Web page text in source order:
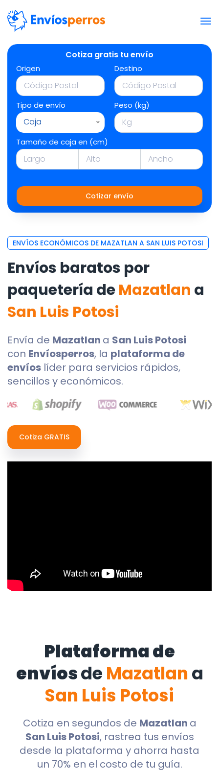
Cotiza gratis tu envío
Origen Destino
Tipo de envío
Caja
Peso (kg)
Tamaño de caja en (cm)
Cotizar envío
ENVÍOS ECONÓMICOS DE MAZATLAN A SAN LUIS POTOSI
Envíos baratos por
paquetería deMazatlan a
San Luis Potosi
Envía de Mazatlan a San Luis Potosi
con Envíosperros, la plataforma de
envíos líder para servicios rápidos,
sencillos y económicos.
Cotiza GRATIS
Plataforma de
envíosde Mazatlan a
San Luis Potosi
Cotiza en segundos de Mazatlan a
San Luis Potosi, rastrea tus envíos
desde la plataforma y ahorra hasta
un 70% en el costo de tu guía.